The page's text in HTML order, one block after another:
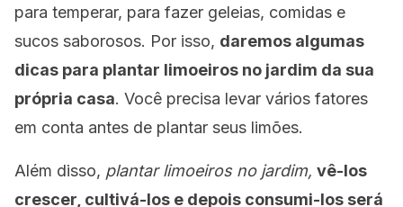
para temperar, para fazer geleias, comidas e
sucos saborosos. Por isso, daremos algumas
dicas para plantar limoeiros no jardim da sua
própria casa. Você precisa levar vários fatores
em conta antes de plantar seus limões.
Além disso, plantar limoeiros no jardim, vê-los
crescer, cultivá-los e depois consumi-los será